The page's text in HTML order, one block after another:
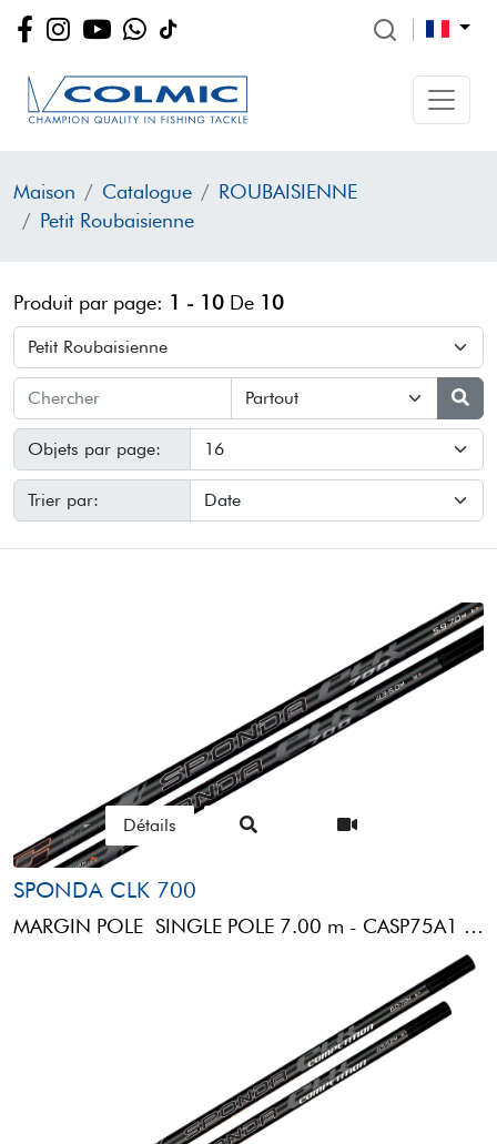
Maison Catalogue
ROUBAISIENNE
Petit Roubaisienne
Produit par page: 1 - 10 De 10
Objets par page:
Trier par:
Détails
SPONDA CLK 700
MARGIN POLE SINGLE POLE 7.00 m - CASP75A1 RBS SPONDA CLK 700 (7,00MT)1 MINI BUTT REVERSE 80cm: 2° ...